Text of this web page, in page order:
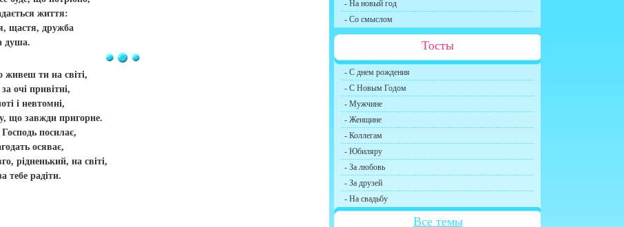
життя:
щастя, дружба
душа.
живеш ти на світі,
очі привітні,
і невтомні,
що завжди пригорне.
посилає,
осяває,
рідненький, на світі,
тебе радіти.
- На новый год
- Со смыслом
Тосты
- С днем рождения
- С Новым Годом
- Мужчине
- Женщине
- Коллегам
- Юбиляру
- За любовь
- За друзей
- На свадьбу
Все темы